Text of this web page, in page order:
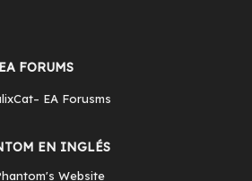
FORUMS
– EA Forusms
EN INGLÉS
Website